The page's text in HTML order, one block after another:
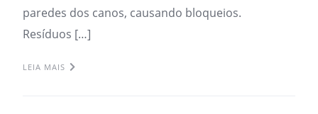
paredes dos canos, causando bloqueios.
Resíduos […]
LEIA MAIS